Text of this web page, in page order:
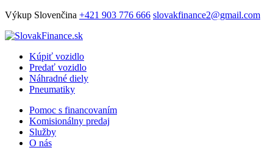
Výkup Slovenčina +421 903 776 666 slovakfinance2@gmail.com
Kúpiť vozidlo
Predať vozidlo
Náhradné diely
Pneumatiky
Pomoc s financovaním
Komisionálny predaj
Služby
O nás